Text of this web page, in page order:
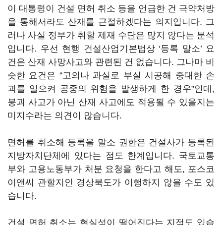
이 대통령이 건설 면허 취소 등을 언급한 건 극약처방
을 통해서라도 산재를 근절하겠다는 의지입니다. 그
러나 사실 정부가 취할 제재 수단은 많지 않다는 분석
입니다. 우선 현행 건설산업기본법상 ‘등록 말소’ 요
건은 산재 사망사고와 관련된 건 없습니다. 그나마 비
슷한 요건은 “고의나 과실로 부실 시공해 중대한 손
괴를 일으켜 공중의 위험을 발생하게 한 경우”인데,
붕괴 사고가 아닌 산재 사고에도 적용될 수 있을지는
미지수라는 의견이 많습니다.
면허를 취소해 등록을 말소 권한은 건설사가 등록된
지방자치단체에 있다는 점도 한계입니다. 국토교통
부와 고용노동부가 처분 요청을 한다고 해도, 포스코
이앤씨 관할지인 경상북도가 이행하지 않을 수도 있
습니다.
건설 면허 취소는 현실성이 떨어진다는 지적도 있습